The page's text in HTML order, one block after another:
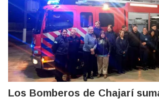
Los Bomberos de Chajarí